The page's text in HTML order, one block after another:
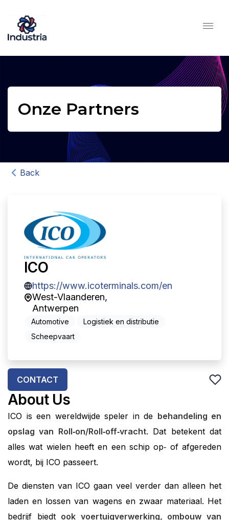
Onze Partners
Back
ICO
https://www.icoterminals.com/en
West-Vlaanderen,
Antwerpen
Automotive
Logistiek en distributie
Scheepvaart
CONTACT
About Us
ICO is een wereldwijde speler in de behandeling en
opslag van Roll‑on/Roll‑off‑vracht. Dat betekent dat
alles wat wielen heeft en een schip op‑ of afgereden
wordt, bij ICO passeert.
De diensten van ICO gaan veel verder dan alleen het
laden en lossen van wagens en zwaar materiaal. Het
bedrijf biedt ook voertuigverwerking, ombouw van